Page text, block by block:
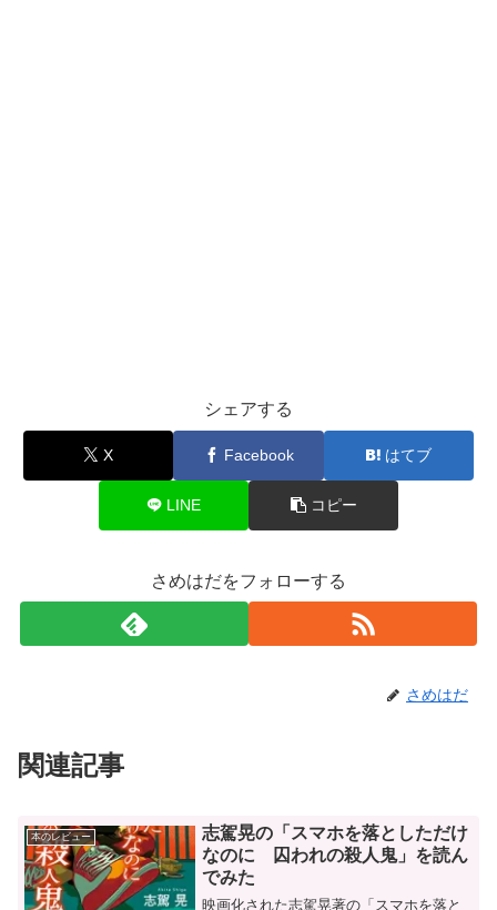
シェアする
X Facebook はてブ
LINE コピー
さめはだをフォローする
さめはだ
関連記事
本のレビュー
志駕晃の「スマホを落としただけ
なのに 囚われの殺人鬼」を読ん
でみた
映画化された志駕晃著の「スマホを落と